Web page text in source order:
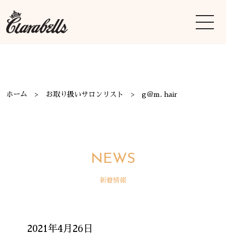
ホーム お取り扱いサロンリスト g＠m. hair
NEWS
新着情報
2021年4月26日